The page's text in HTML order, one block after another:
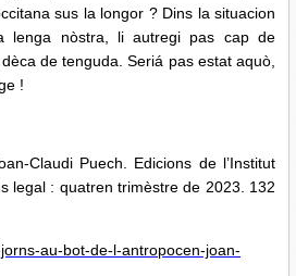
sus la longor ? Dins la situacion
lenga nòstra, li autregi pas cap de
de tenguda. Seriá pas estat aquò,
!
Claudi Puech. Edicions de l’Institut
legal : quatren trimèstre de 2023. 132
au-bot-de-l-antropocen-joan-